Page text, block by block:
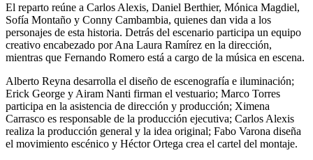
El reparto reúne a Carlos Alexis, Daniel Berthier, Mónica Magdiel,
Sofía Montaño y Conny Cambambia, quienes dan vida a los
personajes de esta historia. Detrás del escenario participa un equipo
creativo encabezado por Ana Laura Ramírez en la dirección,
mientras que Fernando Romero está a cargo de la música en escena.
Alberto Reyna desarrolla el diseño de escenografía e iluminación;
Erick George y Airam Nanti firman el vestuario; Marco Torres
participa en la asistencia de dirección y producción; Ximena
Carrasco es responsable de la producción ejecutiva; Carlos Alexis
realiza la producción general y la idea original; Fabo Varona diseña
el movimiento escénico y Héctor Ortega crea el cartel del montaje.